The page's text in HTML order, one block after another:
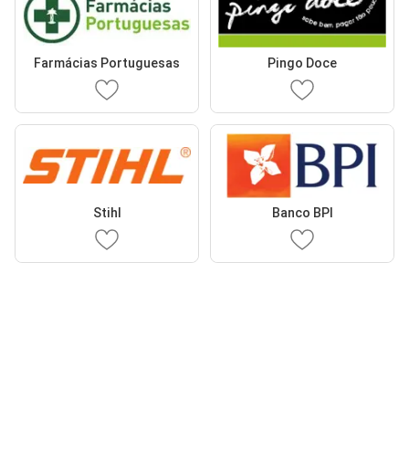
Farmácias Portuguesas Pingo Doce
Stihl Banco BPI